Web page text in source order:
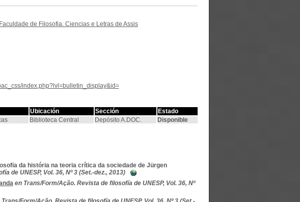
Faculdade de Filosofia. Ciencias e Letras de Assis
index.php?lvl=bulletin_display&id=
Ubicación Sección
Estado
Biblioteca Central Depósito A.DOC. Disponible
da história na teoria crítica da sociedade de Jürgen
de UNESP, Vol. 36, Nº 3 (Set.-dez., 2013)
en Trans/Form/Ação. Revista de filosofía de UNESP, Vol. 36, Nº